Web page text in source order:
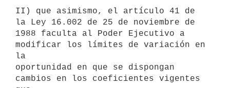
II) que asimismo, el artículo 41 de
la Ley 16.002 de 25 de noviembre de
1988 faculta al Poder Ejecutivo a
modificar los límites de variación en
la
oportunidad en que se dispongan
cambios en los coeficientes vigentes